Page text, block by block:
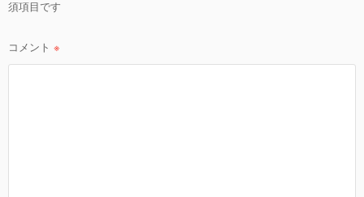
ョ
須項目です
コメント ※